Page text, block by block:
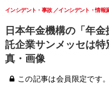
日本年金機構の「年
託企業サンメッセは
真・画像
インシデント・事故 インシデント・情報
この記事は会員限定です